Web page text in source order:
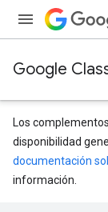
Google
Los
disponibilidad
documentación
información.